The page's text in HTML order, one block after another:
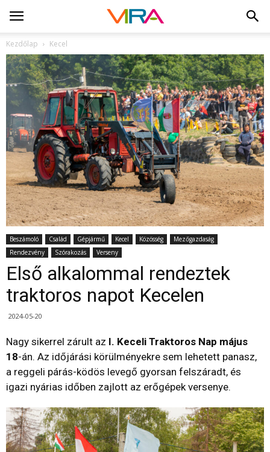
Kezdőlap Kecel
Beszámoló Család Gépjármű Kecel Közösség
Mezőgazdaság
Rendezvény
Szórakozás Verseny
Első alkalommal rendeztek
traktoros napot Kecelen
2024-05-20
Nagy sikerrel zárult az I. Keceli Traktoros Nap május
18-án. Az időjárási körülményekre sem lehetett panasz,
a reggeli párás-ködös levegő gyorsan felszáradt, és
igazi nyárias időben zajlott az erőgépek versenye.